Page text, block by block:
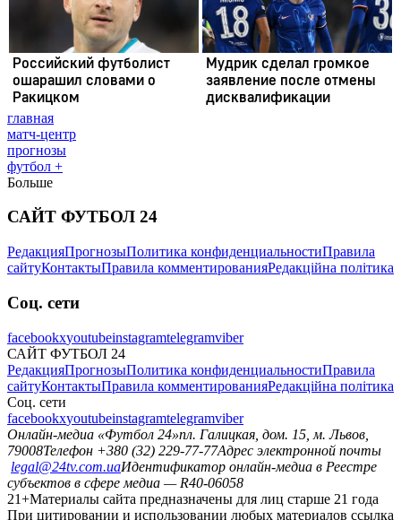
главная
матч-центр
прогнозы
футбол +
Больше
САЙТ ФУТБОЛ 24
РедакцияПрогнозыПолитика конфиденциальностиПравила
сайтуКонтактыПравила комментированияРедакційна політика
Соц. сети
facebookxyoutubeinstagramtelegramviber
САЙТ ФУТБОЛ 24
РедакцияПрогнозыПолитика конфиденциальностиПравила
сайтуКонтактыПравила комментированияРедакційна політика
Соц. сети
facebookxyoutubeinstagramtelegramviber
Онлайн-медиа «Футбол 24»пл. Галицкая, дом. 15, м. Львов,
79008Телефон +380 (32) 229-77-77Адрес электронной почты
legal@24tv.com.uaИдентификатор онлайн-медиа в Реестре
субъектов в сфере медиа — R40-06058
21+Материалы сайта предназначены для лиц старше 21 года
При цитировании и использовании любых материалов ссылка